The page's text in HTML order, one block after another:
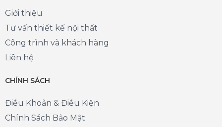
Giới thiệu
Tư vấn thiết kế nội thất
Công trình và khách hàng
Liên hệ
CHÍNH SÁCH
Điều Khoản & Điều Kiện
Chính Sách Bảo Mật